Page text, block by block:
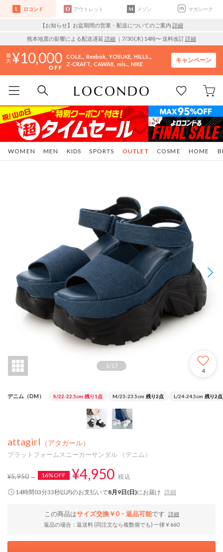
ロコンド アウトレット メゾン マガシーク
【お知らせ】お盆期間の営業・配送についてのご案内 詳細
熊本地震の影響による配送遅延 詳細 ｜7/30 (木) 14時〜 送料改訂詳細
10,000 COLE.. Reebok YOSUKE HILLS..
Z-CRAFT CAWAII mis.. NIKE
キャンペーン
WOMEN MEN KIDS SPORTS COSME HOME
OUTLET
1 /17
4
デニム（DM） S/22-22.5cm 残り1点 M/23-23.5cm 残り2点 L/24-24.5cm 残り2点
attagirl （アタガール）
プラットフォームスニーカーサンダル （デニム）
¥5,950 16%OFF ¥4,950 税込
14時間03分32秒以内のお支払いで8月9日(日)にお届け 詳細
この商品はサイズ交換￥0・返品可能です
詳細
返品の場合：返送料 (同注文なら複数個でも) 一律￥660